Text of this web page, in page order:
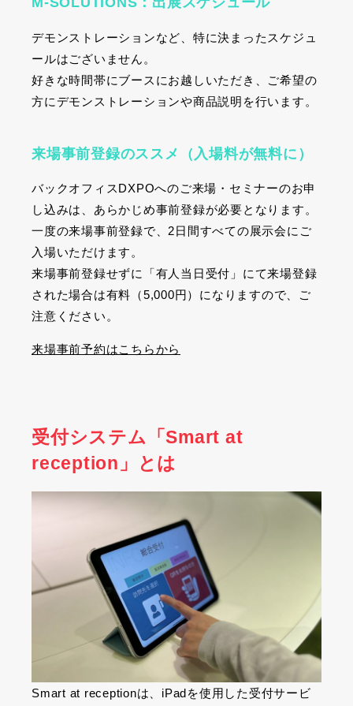
デモンストレーションなど、特に決まったスケジュ
ールはございません。
好きな時間帯にブースにお越しいただき、ご希望の
方にデモンストレーションや商品説明を行います。
来場事前登録のススメ（入場料が無料に）
バックオフィスDXPOへのご来場・セミナーのお申
し込みは、あらかじめ事前登録が必要となります。
一度の来場事前登録で、 2日間すべての展示会にご
入場いただけます。
来場事前登録せずに「有人当日受付」にて来場登録
された場合は有料（5,000円）になりますので、ご
注意ください。
来場事前予約はこちらから
受付システム「Smart at
reception」とは
Smart at receptionは、 iPadを使用した受付サービ